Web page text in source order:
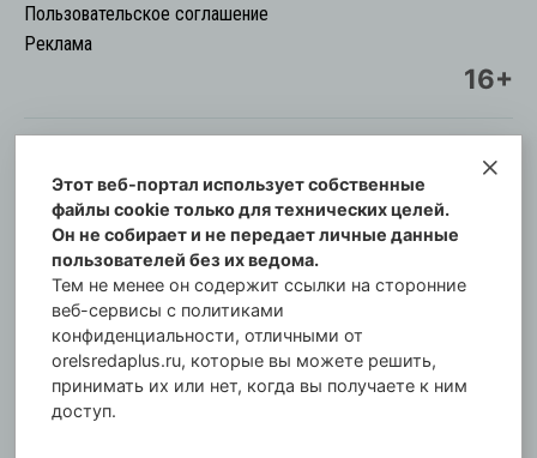
Пользовательское соглашение
Реклама
16+
© Информационный городской портал
Орловская cреда-плюс, 2021-2026
Свидетельство о регистрации СМИ: ПИ №57-
00254 от 29 октября 2013 г.
Газета зарегистрирована Управлением
Федеральной службы по надзору в сфере связи,
информационных технологий и массовых
коммуникаций по Орловской области.
Главный редактор: Татьяна Филёва
Этот веб-портал использует собственные
файлы cookie только для технических целей.
Он не собирает и не передает личные данные
пользователей без их ведома.
Тем не менее он содержит ссылки на сторонние
веб-сервисы с политиками
конфиденциальности, отличными от
orelsredaplus.ru, которые вы можете решить,
принимать их или нет, когда вы получаете к ним
доступ.